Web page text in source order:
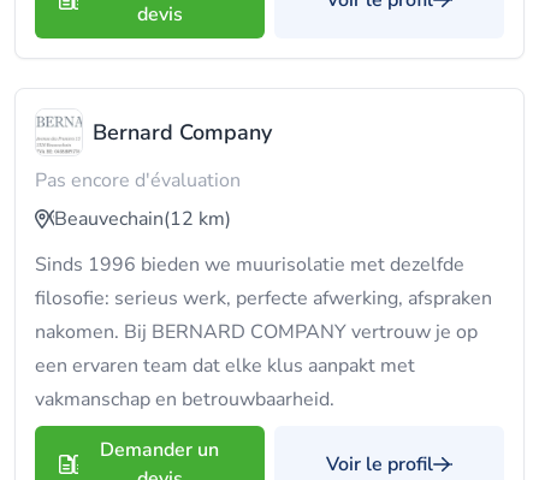
devis
Bernard Company
Pas encore d'évaluation
Beauvechain(12 km)
Sinds 1996 bieden we muurisolatie met dezelfde
filosofie: serieus werk, perfecte afwerking, afspraken
nakomen. Bij BERNARD COMPANY vertrouw je op
een ervaren team dat elke klus aanpakt met
vakmanschap en betrouwbaarheid.
Demander un
Voir le profil